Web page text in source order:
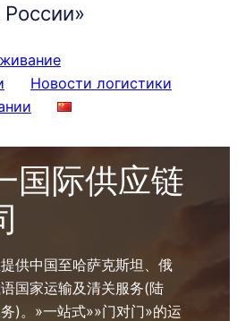
России»
Новости логистики
国际供应链
供中国至哈萨克斯坦、俄
国家运输及清关服务(陆
)。»一站式»»门对门»的运